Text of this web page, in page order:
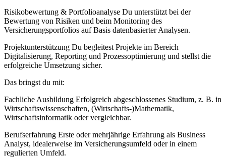
Risikobewertung & Portfolioanalyse Du unterstützt bei der
Bewertung von Risiken und beim Monitoring des
Versicherungsportfolios auf Basis datenbasierter Analysen.
Projektunterstützung Du begleitest Projekte im Bereich
Digitalisierung, Reporting und Prozessoptimierung und stellst die
erfolgreiche Umsetzung sicher.
Das bringst du mit:
Fachliche Ausbildung Erfolgreich abgeschlossenes Studium, z. B. in
Wirtschaftswissenschaften, (Wirtschafts-)Mathematik,
Wirtschaftsinformatik oder vergleichbar.
Berufserfahrung Erste oder mehrjährige Erfahrung als Business
Analyst, idealerweise im Versicherungsumfeld oder in einem
regulierten Umfeld.